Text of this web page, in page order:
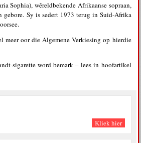
Sophia), wêreldbekende Afrikaanse sopraan,
gebore. Sy is sedert 1973 terug in Suid-Afrika
meer oor die Algemene Verkiesing op hierdie
sigarette word bemark – lees in hoofartikel